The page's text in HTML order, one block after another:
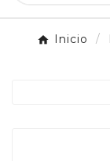
Inicio